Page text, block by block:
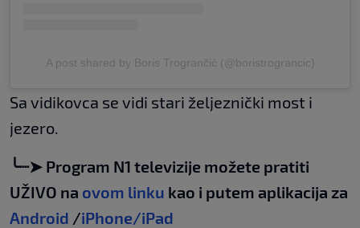
A post shared by Boris Trogrančić (@boristrograncic)
Sa vidikovca se vidi stari željeznički most i
jezero.
╰┈➤ Program N1 televizije možete pratiti
UŽIVO na ovom linku kao i putem aplikacija za
Android /iPhone/iPad